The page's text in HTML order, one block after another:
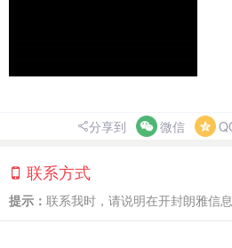
分享到 微信
联系方式
提示： 联系我时，请说明在开封朗雅信